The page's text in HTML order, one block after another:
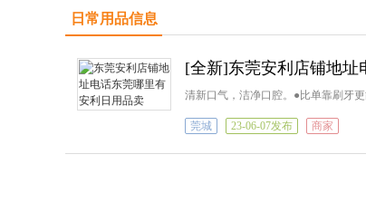
日常用品信息
[全新]东莞安利店铺地址
清新口气，洁净口腔。●比单靠刷牙
莞城 23-06-07发布 商家